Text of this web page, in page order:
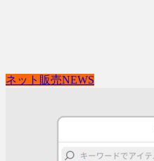
ネット販売NEWS